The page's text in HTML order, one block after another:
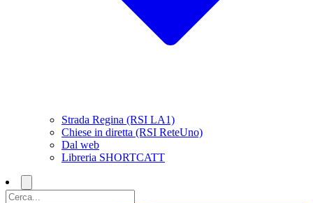
Strada Regina (RSI LA1)
Chiese in diretta (RSI ReteUno)
Dal web
Libreria SHORTCATT